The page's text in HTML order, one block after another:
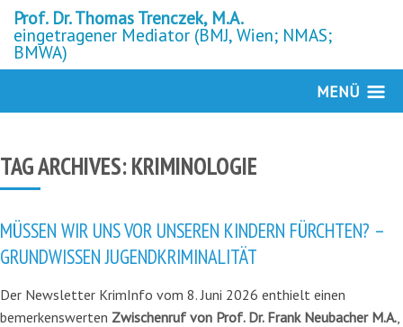
Prof. Dr. Thomas Trenczek, M.A.
eingetragener Mediator (BMJ, Wien; NMAS;
BMWA)
MENÜ
TAG ARCHIVES:KRIMINOLOGIE
MÜSSEN WIR UNS VOR UNSEREN KINDERN FÜRCHTEN? –
GRUNDWISSEN JUGENDKRIMINALITÄT
Der Newsletter KrimInfo vom 8. Juni 2026 enthielt einen
bemerkenswerten Zwischenruf von Prof. Dr. Frank Neubacher M.A.,